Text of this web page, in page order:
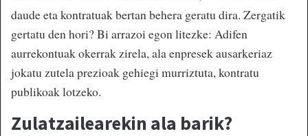
daude eta kontratuak bertan behera geratu dira. Zergatik
gertatu den hori? Bi arrazoi egon litezke: Adifen
aurrekontuak okerrak zirela, ala enpresek ausarkeriaz
jokatu zutela prezioak gehiegi murriztuta, kontratu
publikoak lotzeko.
Zulatzailearekin ala barik?